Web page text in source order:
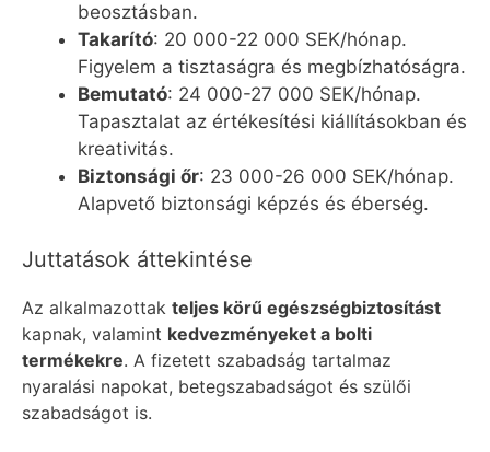
beosztásban.
Takarító: 20 000-22 000 SEK/hónap.
Figyelem a tisztaságra és megbízhatóságra.
Bemutató: 24 000-27 000 SEK/hónap.
Tapasztalat az értékesítési kiállításokban és
kreativitás.
Biztonsági őr: 23 000-26 000 SEK/hónap.
Alapvető biztonsági képzés és éberség.
Juttatások áttekintése
Az alkalmazottak teljes körű egészségbiztosítást
kapnak, valamint kedvezményeket a bolti
termékekre. A fizetett szabadság tartalmaz
nyaralási napokat, betegszabadságot és szülői
szabadságot is.